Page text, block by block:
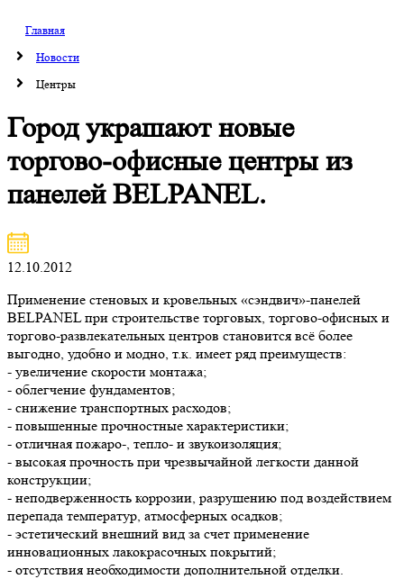
Главная
Новости
Центры
Город украшают новые
торгово-офисные центры из
панелей BELPANEL.
12.10.2012
Применение стеновых и кровельных «сэндвич»-панелей
BELPANEL при строительстве торговых, торгово-офисных и
торгово-развлекательных центров становится всё более
выгодно, удобно и модно, т.к. имеет ряд преимуществ:
- увеличение скорости монтажа;
- облегчение фундаментов;
- снижение транспортных расходов;
- повышенные прочностные характеристики;
- отличная пожаро-, тепло- и звукоизоляция;
- высокая прочность при чрезвычайной легкости данной
конструкции;
- неподверженность коррозии, разрушению под воздействием
перепада температур, атмосферных осадков;
- эстетический внешний вид за счет применение
инновационных лакокрасочных покрытий;
- отсутствия необходимости дополнительной отделки.